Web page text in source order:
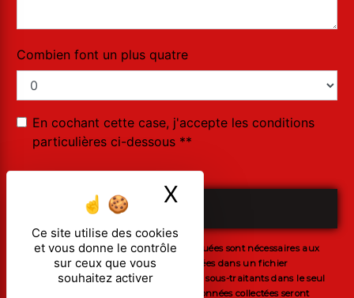
Ce site utilise des cookies
et vous donne le contrôle
sur ceux que vous
souhaitez activer
X Masquer le
Combien font un plus quatre
En cochant cette case, j'accepte les conditions
particulières ci-dessous **
** Les données personnelles communiquées sont nécessaires aux
fins de vous contacter et sont enregistrées dans un fichier
informatisé. Elles sont destinées à et ses sous-traitants dans le seul
but de répondre à votre message. Les données collectées seront